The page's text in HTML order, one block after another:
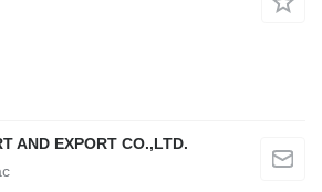
AND EXPORT CO.,LTD.